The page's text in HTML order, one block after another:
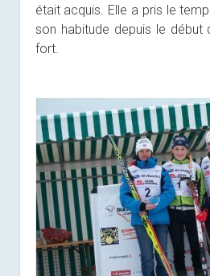
était acquis. Elle a pris le
son habitude depuis le début
fort.